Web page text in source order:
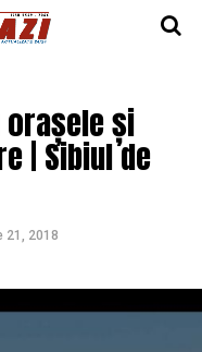
orașele și
| Sibiul de
21, 2018